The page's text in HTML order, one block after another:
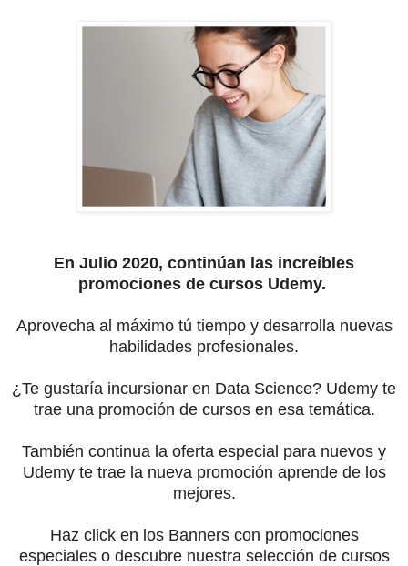
En Julio 2020, continúan las increíbles
promociones de cursos Udemy.
Aprovecha al máximo tú tiempo y desarrolla nuevas
habilidades profesionales.
¿Te gustaría incursionar en Data Science? Udemy te
trae una promoción de cursos en esa temática.
También continua la oferta especial para nuevos y
Udemy te trae la nueva promoción aprende de los
mejores.
Haz click en los Banners con promociones
especiales o descubre nuestra selección de cursos